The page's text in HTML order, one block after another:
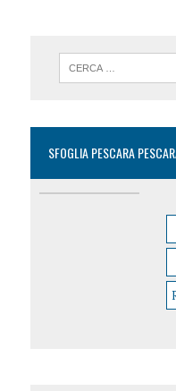
SFOGLIA PESCARA